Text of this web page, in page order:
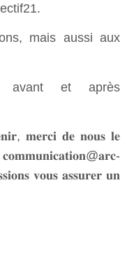
mais aussi aux
avant et après
𝐦𝐞𝐫𝐜𝐢 𝐝𝐞 𝐧𝐨𝐮𝐬 𝐥𝐞
𝐯𝐨𝐮𝐬 𝐚𝐬𝐬𝐮𝐫𝐞𝐫 𝐮𝐧